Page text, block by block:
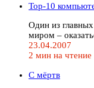
Top-10
Один из
миром –
23.04.2007
2 мин на чтение
C мёртв